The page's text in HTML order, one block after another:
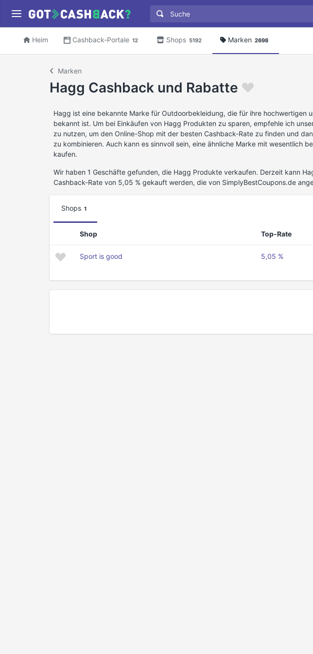
Heim Cashback-Portale 12 Shops 5192 Marken 2698
Marken
Hagg Cashback und Rabatte
Hagg ist eine bekannte Marke für Outdoorbekleidung, die für ihre hochwertigen
bekannt ist. Um bei Einkäufen von Hagg Produkten zu sparen, empfehle ich
zu nutzen, um den Online-Shop mit der besten Cashback-Rate zu finden und
zu kombinieren. Auch kann es sinnvoll sein, eine ähnliche Marke mit wesentlich
kaufen.
Wir haben 1 Geschäfte gefunden, die Hagg Produkte verkaufen. Derzeit kann
Cashback-Rate von 5,05 % gekauft werden, die von SimplyBestCoupons.de
Shops 1
Shop Top-Rate
Sport is good 5,05 %